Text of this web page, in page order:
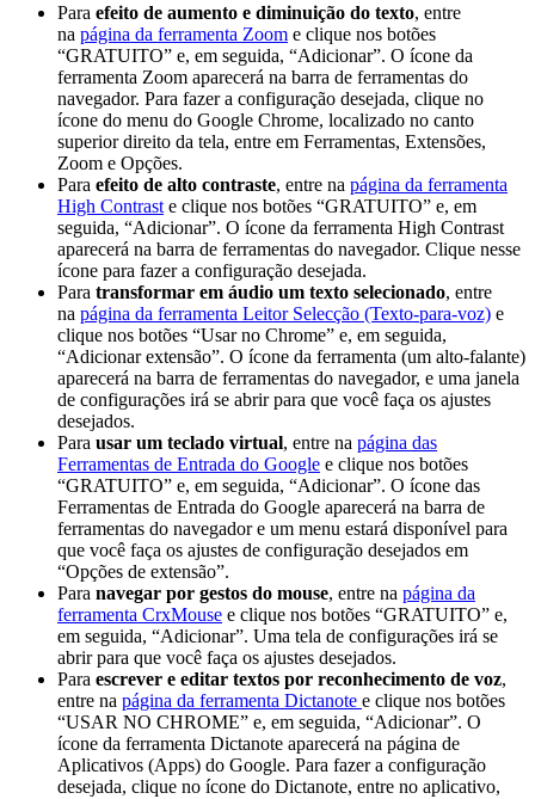
Para efeito de aumento e diminuição do texto, entre
na página da ferramenta Zoom e clique nos botões
“GRATUITO” e, em seguida, “Adicionar”. O ícone da
ferramenta Zoom aparecerá na barra de ferramentas do
navegador. Para fazer a configuração desejada, clique no
ícone do menu do Google Chrome, localizado no canto
superior direito da tela, entre em Ferramentas, Extensões,
Zoom e Opções.
Para efeito de alto contraste, entre na página da ferramenta
High Contrast e clique nos botões “GRATUITO” e, em
seguida, “Adicionar”. O ícone da ferramenta High Contrast
aparecerá na barra de ferramentas do navegador. Clique nesse
ícone para fazer a configuração desejada.
Para transformar em áudio um texto selecionado, entre
na página da ferramenta Leitor Selecção (Texto-para-voz) e
clique nos botões “Usar no Chrome” e, em seguida,
“Adicionar extensão”. O ícone da ferramenta (um alto-falante)
aparecerá na barra de ferramentas do navegador, e uma janela
de configurações irá se abrir para que você faça os ajustes
desejados.
Para usar um teclado virtual, entre na página das
Ferramentas de Entrada do Google e clique nos botões
“GRATUITO” e, em seguida, “Adicionar”. O ícone das
Ferramentas de Entrada do Google aparecerá na barra de
ferramentas do navegador e um menu estará disponível para
que você faça os ajustes de configuração desejados em
“Opções de extensão”.
Para navegar por gestos do mouse, entre na página da
ferramenta CrxMouse e clique nos botões “GRATUITO” e,
em seguida, “Adicionar”. Uma tela de configurações irá se
abrir para que você faça os ajustes desejados.
Para escrever e editar textos por reconhecimento de voz,
entre na página da ferramenta Dictanote e clique nos botões
“USAR NO CHROME” e, em seguida, “Adicionar”. O
ícone da ferramenta Dictanote aparecerá na página de
Aplicativos (Apps) do Google. Para fazer a configuração
desejada, clique no ícone do Dictanote, entre no aplicativo,